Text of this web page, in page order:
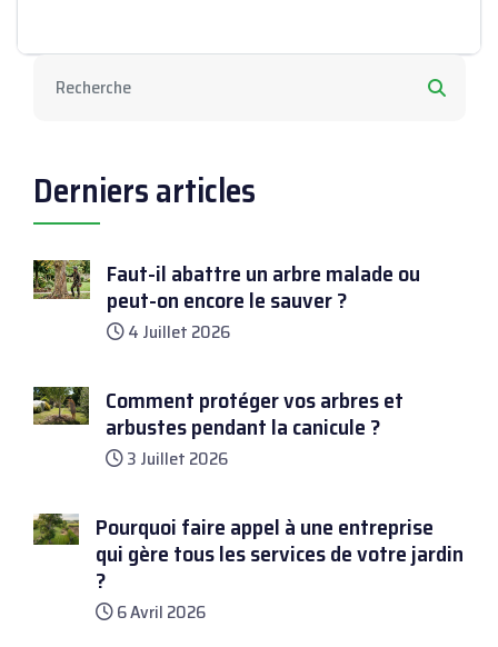
Derniers articles
Faut-il abattre un arbre malade ou
peut-on encore le sauver ?
4 Juillet 2026
Comment protéger vos arbres et
arbustes pendant la canicule ?
3 Juillet 2026
Pourquoi faire appel à une entreprise
qui gère tous les services de votre jardin
?
6 Avril 2026